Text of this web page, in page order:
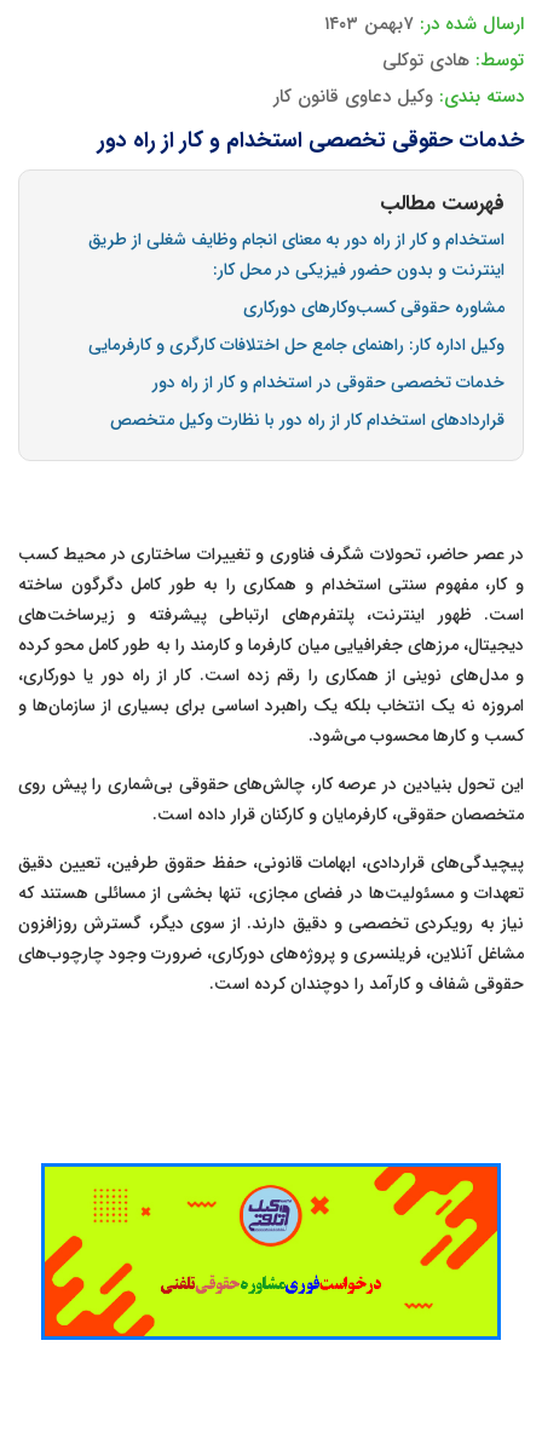
ارسال شده در: ۷بهمن ۱۴۰۳
توسط: هادی توکلی
دسته بندی: وکیل دعاوی قانون کار
خدمات حقوقی تخصصی استخدام و کار از راه دور
فهرست مطالب
استخدام و کار از راه دور به معنای انجام وظایف شغلی از طریق
اینترنت و بدون حضور فیزیکی در محل کار:
مشاوره حقوقی کسب‌وکارهای دورکاری
وکیل اداره کار: راهنمای جامع حل اختلافات کارگری و کارفرمایی
خدمات تخصصی حقوقی در استخدام و کار از راه دور
قراردادهای استخدام کار از راه دور با نظارت وکیل متخصص
در عصر حاضر، تحولات شگرف فناوری و تغییرات ساختاری در محیط کسب
و کار، مفهوم سنتی استخدام و همکاری را به طور کامل دگرگون ساخته
است. ظهور اینترنت، پلتفرم‌های ارتباطی پیشرفته و زیرساخت‌های
دیجیتال، مرزهای جغرافیایی میان کارفرما و کارمند را به طور کامل محو کرده
و مدل‌های نوینی از همکاری را رقم زده است. کار از راه دور یا دورکاری،
امروزه نه یک انتخاب بلکه یک راهبرد اساسی برای بسیاری از سازمان‌ها و
کسب و کارها محسوب می‌شود.
این تحول بنیادین در عرصه کار، چالش‌های حقوقی بی‌شماری را پیش روی
متخصصان حقوقی، کارفرمایان و کارکنان قرار داده است.
پیچیدگی‌های قراردادی، ابهامات قانونی، حفظ حقوق طرفین، تعیین دقیق
تعهدات و مسئولیت‌ها در فضای مجازی، تنها بخشی از مسائلی هستند که
نیاز به رویکردی تخصصی و دقیق دارند. از سوی دیگر، گسترش روزافزون
مشاغل آنلاین، فریلنسری و پروژه‌های دورکاری، ضرورت وجود چارچوب‌های
حقوقی شفاف و کارآمد را دوچندان کرده است.